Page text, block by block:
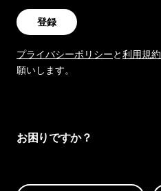
登録
プライバシーポリシーと利用規約
願いします。
お困りですか？